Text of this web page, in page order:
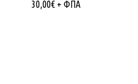
30,00€ + ΦΠΑ